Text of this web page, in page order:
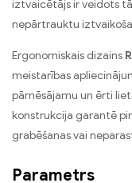
iztvaicētājs ir veidots
nepārtrauktu
Ergonomiskais dizains
meistarības
pārnēsājamu un ērti
konstrukcija garantē
grabēšanas vai
Parametrs